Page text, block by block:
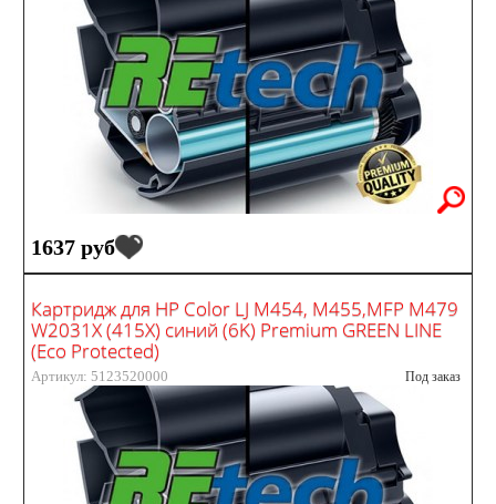
1637 руб
Картридж для HP Color LJ M454, M455,MFP M479
W2031X (415X) синий (6K) Premium GREEN LINE
(Eco Protected)
Артикул: 5123520000 Под заказ